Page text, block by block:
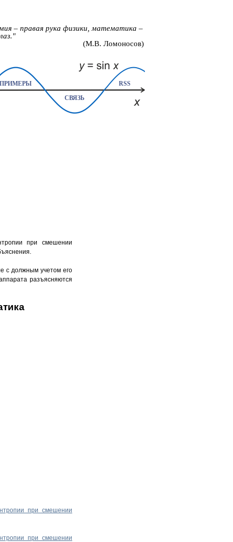
– правая рука физики, математика –
(М.В. Ломоносов)
ПРИМЕРЫ
RSS
СВЯЗЬ
при смешении
с должным учетом его
разъясняются
при смешении
при смешении